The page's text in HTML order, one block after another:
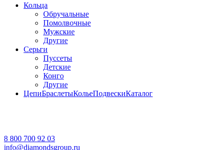
Кольца
Обручальные
Помолвочные
Мужские
Другие
Серьги
Пуссеты
Детские
Конго
Другие
ЦепиБраслетыКольеПодвескиКаталог
8 800 700 92 03
info@diamondsgroup.ru